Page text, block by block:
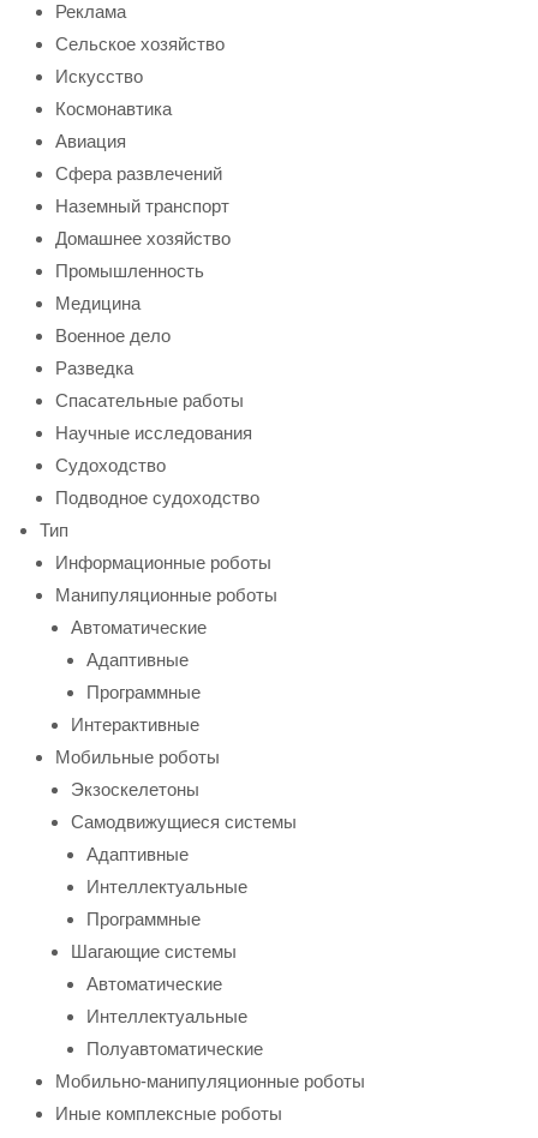
Реклама
Сельское хозяйство
Искусство
Космонавтика
Авиация
Сфера развлечений
Наземный транспорт
Домашнее хозяйство
Промышленность
Медицина
Военное дело
Разведка
Спасательные работы
Научные исследования
Судоходство
Подводное судоходство
Тип
Информационные роботы
Манипуляционные роботы
Автоматические
Адаптивные
Программные
Интерактивные
Мобильные роботы
Экзоскелетоны
Самодвижущиеся системы
Адаптивные
Интеллектуальные
Программные
Шагающие системы
Автоматические
Интеллектуальные
Полуавтоматические
Мобильно-манипуляционные роботы
Иные комплексные роботы